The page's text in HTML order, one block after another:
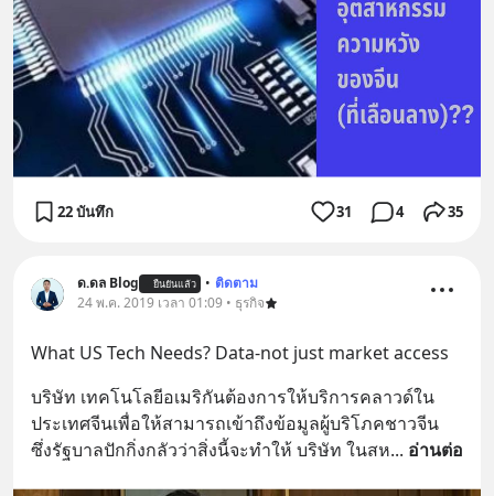
22 บันทึก 31 4 35
ด.ดล Blog ยืนยันแล้ว • ติดตาม
24 พ.ค. 2019 เวลา 01:09 • ธุรกิจ
What US Tech Needs? Data-not just market access
บริษัท เทคโนโลยีอเมริกันต้องการให้บริการคลาวด์ใน
ประเทศจีนเพื่อให้สามารถเข้าถึงข้อมูลผู้บริโภคชาวจีน
ซึ่งรัฐบาลปักกิ่งกลัวว่าสิ่งนี้จะทำให้ บริษัท ในสห... อ่านต่อ